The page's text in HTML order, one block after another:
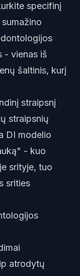
specifinį
- vienas iš
šaltinis, kurį
straipsnį
straipsnių
DI modelio
- kuo
srityje, tuo
srities
atrodytų